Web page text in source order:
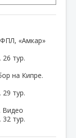
«Амкар»
тур.
на Кипре.
тур.
Видео
тур.